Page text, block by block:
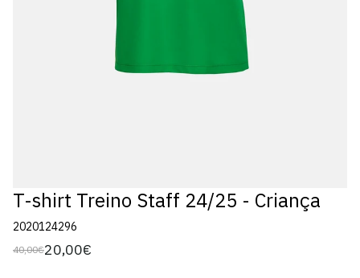
T-shirt Treino Staff 24/25 - Criança
2020124296
Preço
40,00€
Preço
20,00€